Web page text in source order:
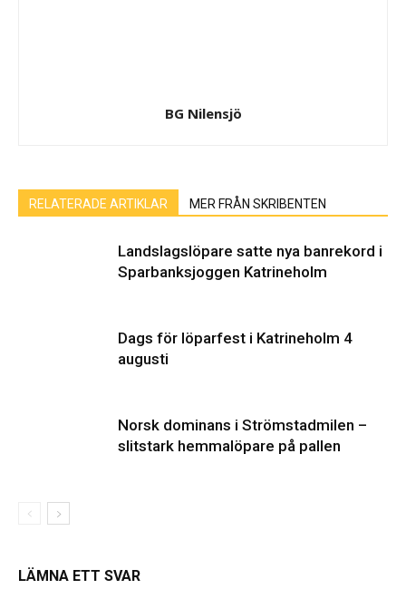
BG Nilensjö
RELATERADE ARTIKLAR MER FRÅN SKRIBENTEN
Landslagslöpare satte nya banrekord i
Sparbanksjoggen Katrineholm
Dags för löparfest i Katrineholm 4
augusti
Norsk dominans i Strömstadmilen –
slitstark hemmalöpare på pallen
LÄMNA ETT SVAR